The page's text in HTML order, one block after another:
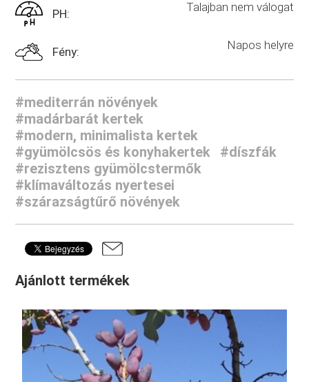
PH: Talajban nem válogat
Fény: Napos helyre
#mediterrán növények
#madárbarát kertek
#modern, minimalista kertek
#gyümölcsös és konyhakertek
#díszfák
#rezisztens gyümölcstermők
#klímaváltozás nyertesei
#szárazságtűrő növények
Ajánlott termékek